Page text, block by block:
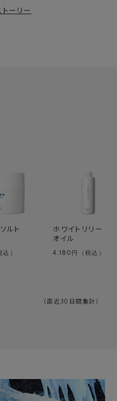
ーリー
ルト
込）
ホワイトリリー バ
オイル
4,180 円（税込）
（直近30日間集計）